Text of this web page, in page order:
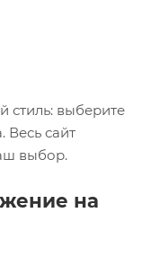
стиль: выберите
Весь сайт
выбор.
на